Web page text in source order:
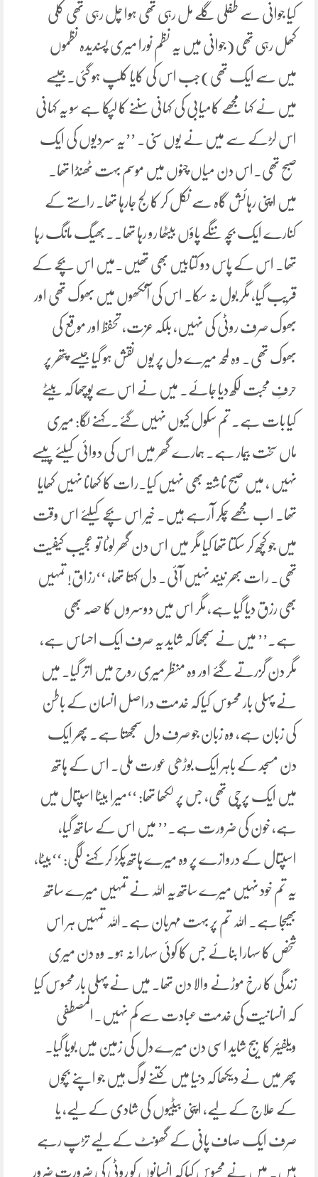
کیا جوانی سے طفلی گلے مل رہی تھی ہوا چل رہی تھی کلی
کھل رہی تھی (جوانی میں یہ نظم نورا میری پسندیدہ نظموں
میں سے ایک تھی)جب اس کی کایا کلپ ہو گئی۔جیسے
میں نے کہا مجھے کامیابی کی کہانی سننے کا لپکا ہے سو یہ کہانی
اس لڑکے سے میں نے یوں سنی۔ ’’یہ سردیوں کی ایک
صبح تھی۔اس دن میاں چنوں میں موسم بہت ٹھنڈا تھا۔
میں اپنی رہائش گاہ سے نکل کر کالج جارہا تھا۔ راستے کے
کنارے ایک بچہ ننگے پاؤں بیٹھا رو رہا تھا۔۔بھیگ مانگ رہا
تھا۔ اس کے پاس دو کتابیں بھی تھیں۔میں اس بچے کے
قریب گیا، مگر بول نہ سکا۔ اس کی آنکھوں میں بھوک تھی اور
بھوک صرف روٹی کی نہیں، بلکہ عزت، تحفظ اور موقع کی
بھوک تھی۔ وہ لمحہ میرے دل پر یوں نقش ہو گیا جیسے پتھر پر
حرفِ محبت لکھ دیا جائے۔ میں نے اس سے پوچھا کہ بیٹے
کیا بات ہے۔ تم سکول کیوں نہیں گئے۔کہنے لگا: میری
ماں سخت بیمار ہے۔ ہمارے گھر میں اس کی دوائی کیلئے پیسے
نہیں ، میں صبح ناشتہ بھی نہیں کیا۔رات کا کھانا نہیں کھایا
تھا۔ اب مجھے چکر آرہے ہیں۔ خیر اس بچے کیلئے اس وقت
میں جو کچھ کر سکتا تھا کیا مگر میں اس دن گھر لوٹا تو عجیب کیفیت
تھی۔ رات بھر نیند نہیں آئی۔ دل کہتا تھا، ‘‘رزاق! تمہیں
بھی رزق دیا گیا ہے، مگر اس میں دوسروں کا حصہ بھی
ہے۔’’ میں نے سمجھا کہ شاید یہ صرف ایک احساس ہے،
مگر دن گزرتے گئے اور وہ منظر میری روح میں اتر گیا۔ میں
نے پہلی بار محسوس کیا کہ خدمت دراصل انسان کے باطن
کی زبان ہے، وہ زبان جو صرف دل سمجھتا ہے۔ پھر ایک
دن مسجد کے باہر ایک بوڑھی عورت ملی۔ اس کے ہاتھ
میں ایک پرچی تھی، جس پر لکھا تھا: ‘‘میرا بیٹا اسپتال میں
ہے، خون کی ضرورت ہے۔’’ میں اس کے ساتھ گیا،
اسپتال کے دروازے پر وہ میرے ہاتھ پکڑ کر کہنے لگی: ‘‘بیٹا،
یہ تم خود نہیں میرے ساتھ یہ اللہ نے تمہیں میرے ساتھ
بھیجا ہے۔ اللہ تم پر بہت مہربان ہے۔اللہ تمہیں ہر اس
شخص کا سہارا بنائے جس کا کوئی سہارا نہ ہو۔ وہ دن میری
زندگی کا رخ موڑنے والا دن تھا۔ میں نے پہلی بار محسوس کیا
کہ انسانیت کی خدمت عبادت سے کم نہیں۔المصطفی
ویلفیئر کا بیج شاید اسی دن میرے دل کی زمین میں بویا گیا۔
پھر میں نے دیکھا کہ دنیا میں کتنے لوگ ہیں جو اپنے بچوں
کے علاج کے لیے، اپنی بیٹیوں کی شادی کے لیے، یا
صرف ایک صاف پانی کے گھونٹ کے لیے تڑپ رہے
ہیں۔ میں نے محسوس کیا کہ انسانوں کو روٹی کی ضرورت ضرور